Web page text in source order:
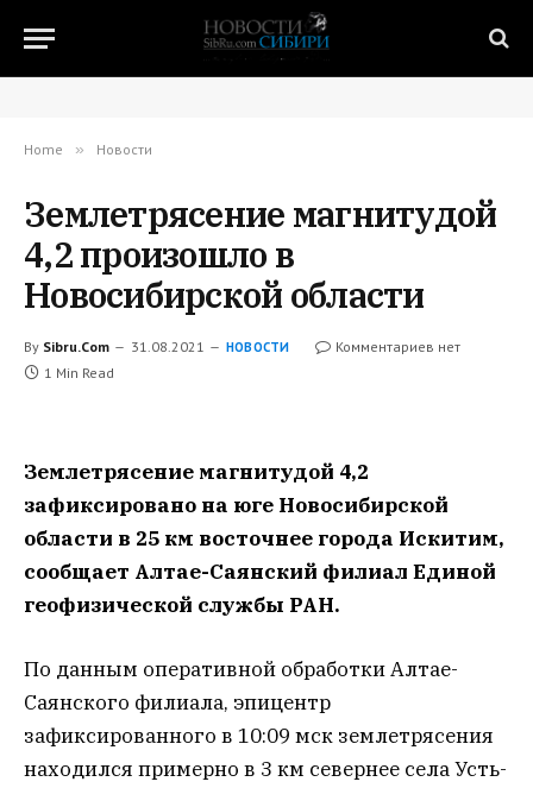
Home » Новости
Землетрясение магнитудой
4,2 произошло в
Новосибирской области
By Sibru.Com 31.08.2021 НОВОСТИ
Комментариев нет
1 Min Read
Землетрясение магнитудой 4,2
зафиксировано на юге Новосибирской
области в 25 км восточнее города Искитим,
сообщает Алтае-Саянский филиал Единой
геофизической службы РАН.
По данным оперативной обработки Алтае-
Саянского филиала, эпицентр
зафиксированного в 10:09 мск землетрясения
находился примерно в 3 км севернее села Усть-